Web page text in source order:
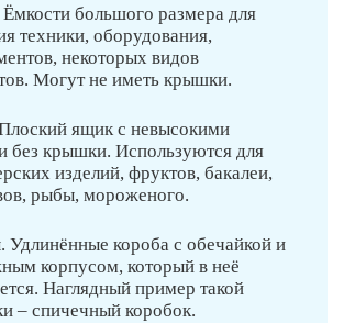
большого размера для
техники, оборудования,
некоторых видов
Могут не иметь крышки.
ящик с невысокими
без крышки. Используются для
изделий, фруктов, бакалеи,
рыбы, мороженого.
Удлинённые короба с обечайкой и
корпусом, который в неё
Наглядный пример такой
– спичечный коробок.